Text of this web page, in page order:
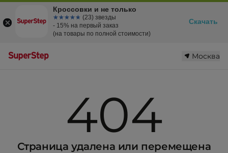
Москва
404
Страница удалена или перемещена
Кроссовки и не только
☆☆☆☆☆
★★★★★ (23) звезды
- 15% на первый заказ
(на товары по полной стоимости)
Скачать